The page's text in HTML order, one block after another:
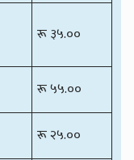
रू ३५.००
रू ५५.००
रू २५.००